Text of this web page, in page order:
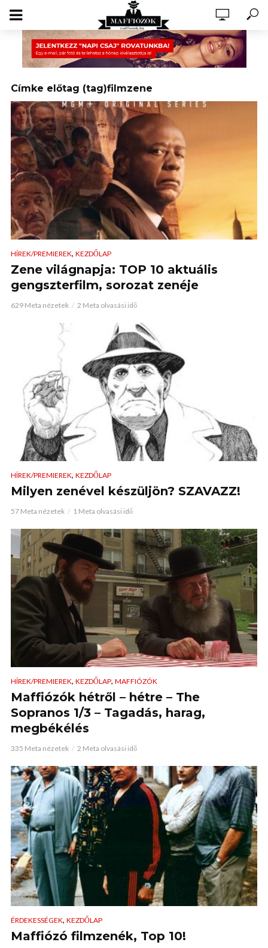
Címke előtag (tag)filmzene
HÍREK/PREMIEREK, KEZDŐLAP
Zene világnapja: TOP 10 aktuális
gengszterfilm, sorozat zenéje
629 Meta nézetek 2 Meta olvasási idő
HÍREK/PREMIEREK, KEZDŐLAP
Milyen zenével készüljön? SZAVAZZ!
57 Meta nézetek 1 Meta olvasási idő
HÍREK/PREMIEREK, KEZDŐLAP, MAFFIÓZÓK
Maffiózók hétről – hétre – The
Sopranos 1/3 – Tagadás, harag,
megbékélés
335 Meta nézetek 2 Meta olvasási idő
ÉRDEKESSÉGEK, KEZDŐLAP
Maffiózó filmzenék, Top 10!